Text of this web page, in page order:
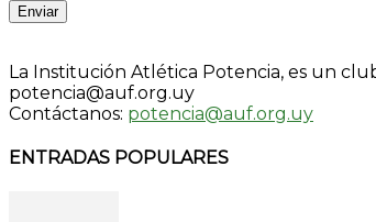
Enviar
La Institución Atlética Potencia, es un
potencia@auf.org.uy
Contáctanos: potencia@auf.org.uy
ENTRADAS POPULARES